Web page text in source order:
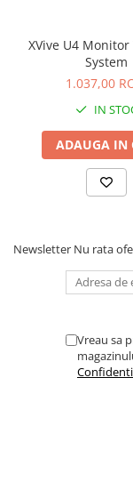
Lasere
Masini de fum si
Par Led si Pinspot
Scene şi Ring-uri de
Instrumente
Chitare si bass
Claviaturi
Instrumente de
Instrumente de
Instrumente si
XVive U4
System
1.037,00
IN
ADAUGA IN
Newsletter Nu rata
Vreau sa